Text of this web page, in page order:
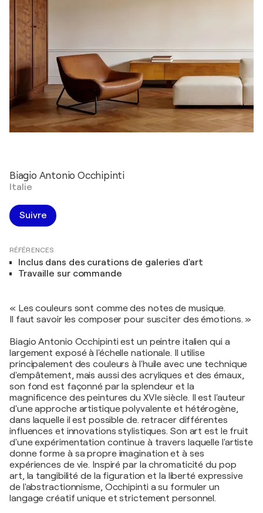
Biagio Antonio Occhipinti
Italie
Suivre
RÉFÉRENCES
Inclus dans des curations de galeries d'art
Travaille sur commande
« Les couleurs sont comme des notes de musique.
Il faut savoir les composer pour susciter des émotions. »
Biagio Antonio Occhipinti est un peintre italien qui a
largement exposé à l'échelle nationale. Il utilise
principalement des couleurs à l'huile avec une technique
d'empâtement, mais aussi des acryliques et des émaux,
son fond est façonné par la splendeur et la
magnificence des peintures du XVIe siècle. Il est l'auteur
d'une approche artistique polyvalente et hétérogène,
dans laquelle il est possible de. retracer différentes
influences et innovations stylistiques. Son art est le fruit
d'une expérimentation continue à travers laquelle l'artiste
donne forme à sa propre imagination et à ses
expériences de vie. Inspiré par la chromaticité du pop
art, la tangibilité de la figuration et la liberté expressive
de l'abstractionnisme, Occhipinti a su formuler un
langage créatif unique et strictement personnel.